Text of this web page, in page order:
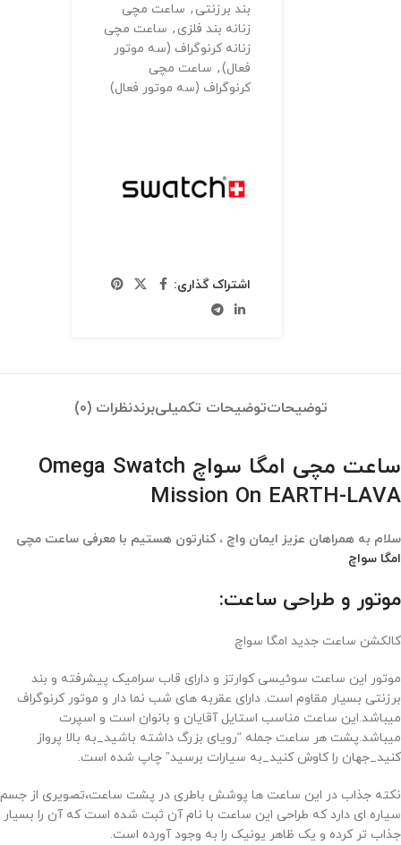
بند برزنتی , ساعت مچی
زنانه بند فلزی , ساعت مچی
زنانه کرنوگراف (سه موتور
فعال), ساعت مچی
کرنوگراف (سه موتور فعال)
اشتراک گذاری:
توضیحاتتوضیحات تکمیلیبرندنظرات (0)
ساعت مچی امگا سواچ Omega Swatch
Mission On EARTH-LAVA
سلام به همراهان عزیز ایمان واچ ، کنارتون هستیم با معرفی ساعت مچی
امگا سواچ
موتور و طراحی ساعت:
کالکشن ساعت جدید امگا سواچ
موتور این ساعت سوئیسی کوارتز و دارای قاب سرامیک پیشرفته و بند
برزنتی بسیار مقاوم است. دارای عقربه های شب نما دار و موتور کرنوگراف
میباشد.این ساعت مناسب استایل آقایان و بانوان است و اسپرت
میباشد.پشت هر ساعت جمله “رویای بزرگ داشته باشید_به بالا پرواز
کنید_جهان را کاوش کنید_به سیارات برسید” چاپ شده است.
نکته جذاب در این ساعت ها پوشش باطری در پشت ساعت،تصویری از جسم
سیاره ای دارد که طراحی این ساعت با نام آن ثبت شده است که آن را بسیار
جذاب تر کرده و یک ظاهر یونیک را به وجود آورده است.